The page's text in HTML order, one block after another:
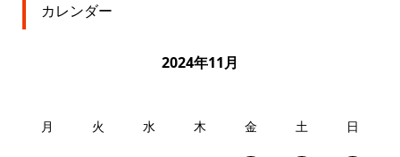
カレンダー
2024年11月
月 火 水 木 金 土 日